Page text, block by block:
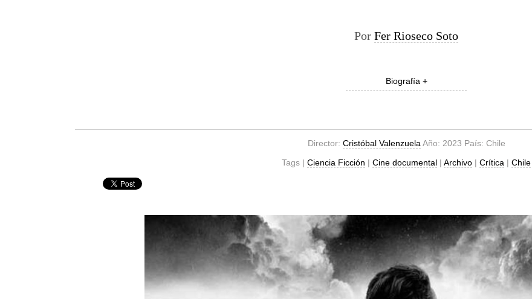
Por Fer Rioseco Soto
Biografía +
Director: Cristóbal Valenzuela Año: 2023 País: Chile
Tags | Ciencia Ficción | Cine documental| Archivo| Crítica | Chile